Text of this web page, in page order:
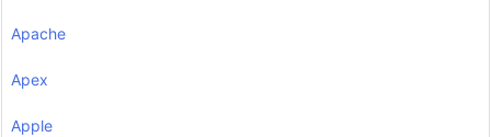
Apache
Apex
Apple